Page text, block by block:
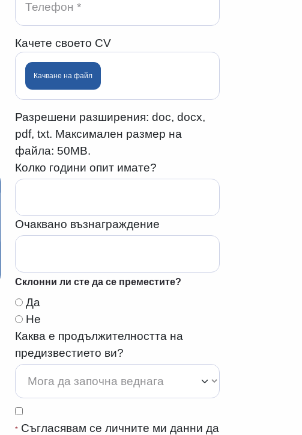
Качете своето CV
Качване на файл
Разрешени разширения: doc, docx,
pdf, txt. Максимален размер на
файла: 50MB.
Колко години опит имате?
Очаквано възнаграждение
Склонни ли сте да се преместите?
Да
Не
Каква е продължителността на
предизвестието ви?
* Съгласявам се личните ми данни да